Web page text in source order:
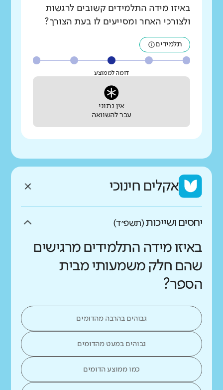
באיזו מידה התלמידים קשובים לרגשות
ולצורכי האחר ומסייעים לו בעת הצורך?
תלמידים
דומה לממוצע
אין נתוני
עבר להשוואה
אקלים חינוכי
יחסים ושייכות(תשפ״ד)
באיזו מידה התלמידים מרגישים
שהם חלק משמעותי מבית
הספר?
גבוהים בהרבה מהדומים
גבוהים במעט מהדומים
כמו ממוצע הדומים